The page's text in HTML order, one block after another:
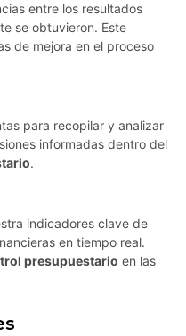
entre los resultados
se obtuvieron. Este
de mejora en el proceso
para recopilar y analizar
informadas dentro del
.
indicadores clave de
en tiempo real.
presupuestario en las